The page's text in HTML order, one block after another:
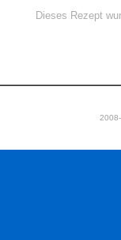
Dieses Rezept